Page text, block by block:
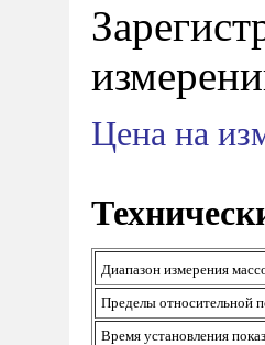
Цена на
Диапазон измерения
Пределы относительной
Время установления